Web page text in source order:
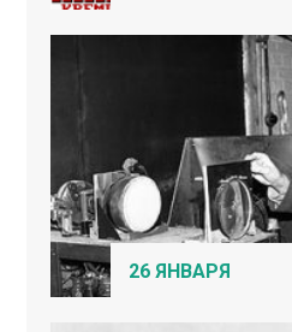
26 ЯНВАРЯ